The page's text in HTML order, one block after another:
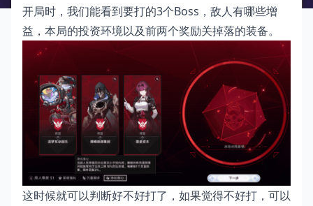
开局时，我们能看到要打的3个Boss，敌人有哪些增
益，本局的投资环境以及前两个奖励关掉落的装备。
这时候就可以判断好不好打了，如果觉得不好打，可以